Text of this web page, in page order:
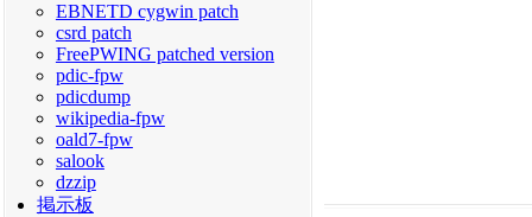
EBNETD cygwin patch
csrd patch
FreePWING patched version
pdic-fpw
pdicdump
wikipedia-fpw
oald7-fpw
salook
dzzip
掲示板